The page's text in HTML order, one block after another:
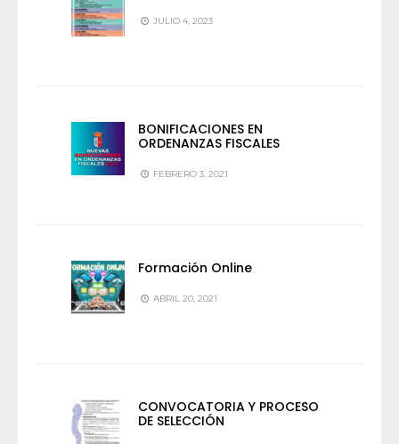
JULIO 4, 2023
BONIFICACIONES EN
ORDENANZAS FISCALES
FEBRERO 3, 2021
Formación Online
ABRIL 20, 2021
CONVOCATORIA Y PROCESO
DE SELECCIÓN